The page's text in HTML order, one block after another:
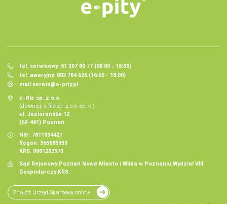
tel. serwisowy: 61 307 00 77 (08:00 - 16:00)
tel. awaryjny: 883 784 626 (16:00 - 18:00)
mail:serwis@e-pity.pl
e-file sp. z o.o.
(dawniej: e-file sp. z o.o. sp. k.)
ul. Jeziorańska 12
(60-461) Poznań
NIP: 7811934421
Regon: 365695953
KRS: 0001202973
Sąd Rejonowy Poznań Nowe Miasto i Wilda w Poznaniu Wydział VIII
Gospodarczy KRS.
Znajdź Urząd Skarbowy online